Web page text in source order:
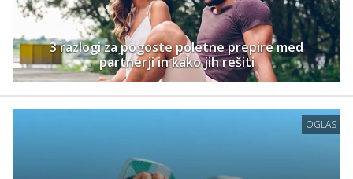
3 razlogi za pogoste poletne prepire med
partnerji in kako jih rešiti
OGLAS